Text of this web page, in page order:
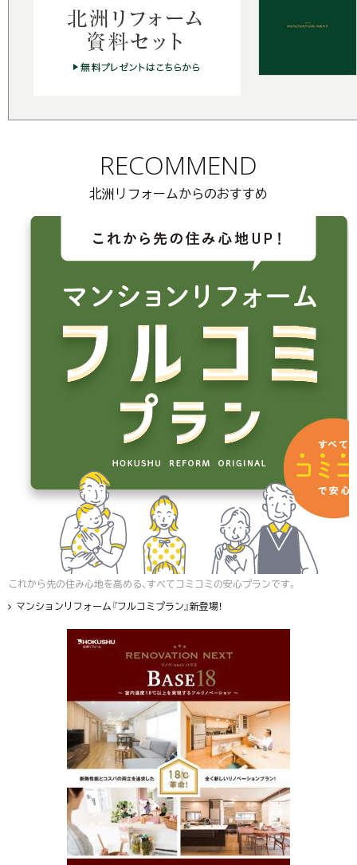
RECOMMEND
北洲リフォームからのおすすめ
これから先の住み心地を高める、すべてコミコミの安心プランです。
マンションリフォーム『フルコミプラン』新登場！